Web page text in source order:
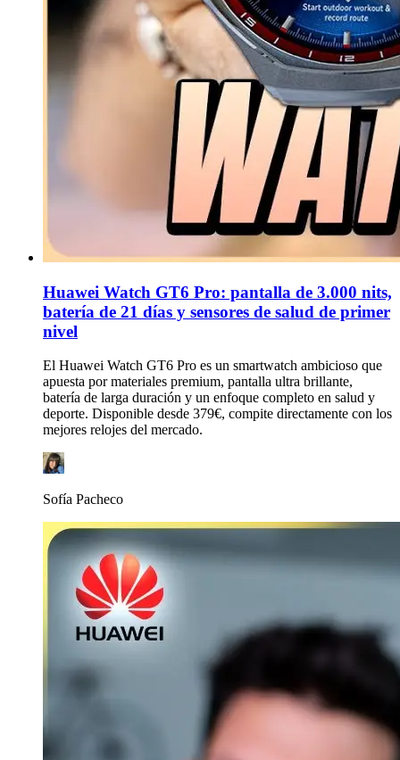
Huawei Watch GT6 Pro: pantalla de 3.000 nits,
batería de 21 días y sensores de salud de primer
nivel
El Huawei Watch GT6 Pro es un smartwatch ambicioso que
apuesta por materiales premium, pantalla ultra brillante,
batería de larga duración y un enfoque completo en salud y
deporte. Disponible desde 379€, compite directamente con los
mejores relojes del mercado.
Sofía Pacheco